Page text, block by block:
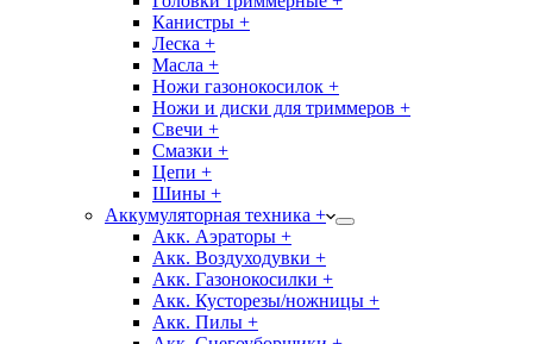
Канистры +
Леска +
Масла +
Ножи газонокосилок +
Ножи и диски для триммеров +
Свечи +
Смазки +
Цепи +
Шины +
Аккумуляторная техника +
Акк. Аэраторы +
Акк. Воздуходувки +
Акк. Газонокосилки +
Акк. Кусторезы/ножницы +
Акк. Пилы +